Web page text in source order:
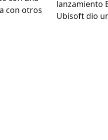
con otros
lanzamiento
Ubisoft dio